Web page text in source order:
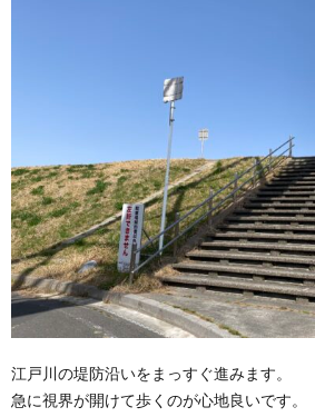
江戸川の堤防沿いをまっすぐ進みます。
急に視界が開けて歩くのが心地良いです。